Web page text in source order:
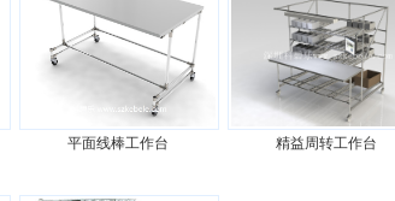
平面线棒工作台 精益周转工作台